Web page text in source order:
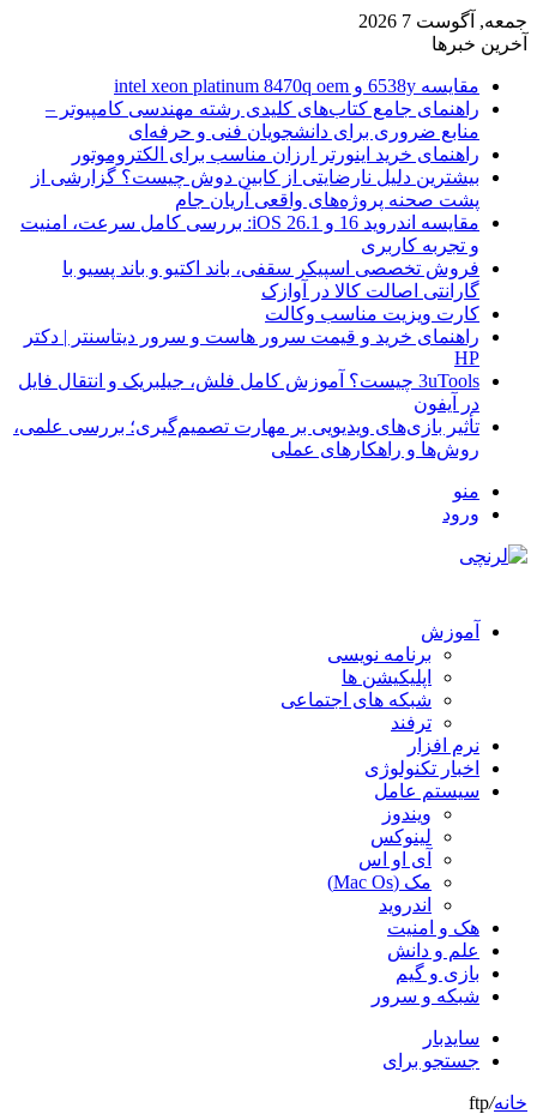
جمعه, آگوست 7 2026
آخرین خبرها
مقایسه 6538y و intel xeon platinum 8470q oem
راهنمای جامع کتاب‌های کلیدی رشته مهندسی کامپیوتر –
منابع ضروری برای دانشجویان فنی و حرفه‌ای
راهنمای خرید اینورتر ارزان مناسب برای الکتروموتور
بیشترین دلیل نارضایتی از کابین دوش چیست؟ گزارشی از
پشت صحنه پروژه‌های واقعی آریان جام
مقایسه اندروید 16 و iOS 26.1: بررسی کامل سرعت، امنیت
و تجربه کاربری
فروش تخصصی اسپیکر سقفی، باند اکتیو و باند پسیو با
گارانتی اصالت کالا در آوازک
کارت ویزیت مناسب وکالت
راهنمای خرید و قیمت سرور هاست و سرور دیتاسنتر | دکتر
HP
3uTools چیست؟ آموزش کامل فلش، جیلبریک و انتقال فایل
در آیفون
تأثیر بازی‌های ویدیویی بر مهارت تصمیم‌گیری؛ بررسی علمی،
روش‌ها و راهکارهای عملی
منو
ورود
آموزش
برنامه نویسی
اپلیکیشن ها
شبکه های اجتماعی
ترفند
نرم افزار
اخبار تکنولوژی
سیستم عامل
ویندوز
لینوکس
آی او اس
مک (Mac Os)
اندروید
هک و امنیت
علم و دانش
بازی و گیم
شبکه و سرور
سایدبار
جستجو برای
خانه/
ftp